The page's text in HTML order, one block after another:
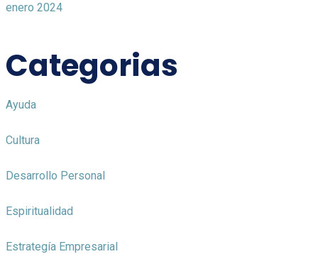
enero 2024
Categorias
Ayuda
Cultura
Desarrollo Personal
Espiritualidad
Estrategía Empresarial